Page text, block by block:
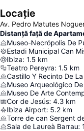
Locație
Av. Pedro Matutes
Distanță față de
Museo-Necrópolis De
Estadi Municipal Can
Ibiza: 1.5 km
Teatro Pereyra: 1.5 km
Castillo Y Recinto De
Museo Arqueológico
Museo De Arte
Cor de Jesús: 4.3 km
Ibiza Airport: 5.2 km
Torre de can Sergent
Sala de Laureà Barrau: